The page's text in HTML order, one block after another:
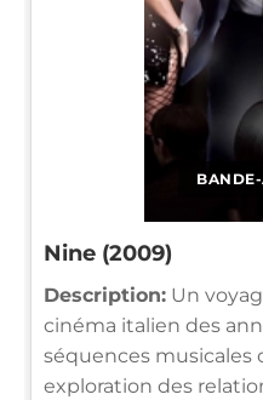
Nine (2009)
Description: Un
cinéma italien des
séquences musicales
exploration des